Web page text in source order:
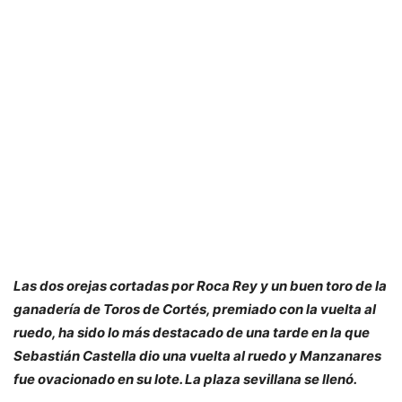
Las dos orejas cortadas por Roca Rey y un buen toro de la
ganadería de Toros de Cortés, premiado con la vuelta al
ruedo, ha sido lo más destacado de una tarde en la que
Sebastián Castella dio una vuelta al ruedo y Manzanares
fue ovacionado en su lote. La plaza sevillana se llenó.